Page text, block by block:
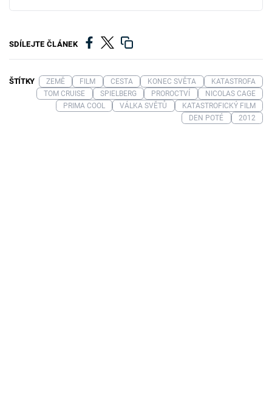
SDÍLEJTE ČLÁNEK
ŠTÍTKY ZEMĚ FILM CESTA KONEC SVĚTA
KATASTROFA
TOM CRUISE
SPIELBERG PROROCTVÍ
NICOLAS CAGE
PRIMA COOL
VÁLKA SVĚTŮ
KATASTROFICKÝ FILM
DEN POTÉ
2012